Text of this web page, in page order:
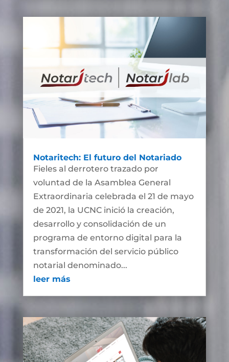
Notaritech: El futuro del Notariado
Fieles al derrotero trazado por
voluntad de la Asamblea General
Extraordinaria celebrada el 21 de mayo
de 2021, la UCNC inició la creación,
desarrollo y consolidación de un
programa de entorno digital para la
transformación del servicio público
notarial denominado...
leer más